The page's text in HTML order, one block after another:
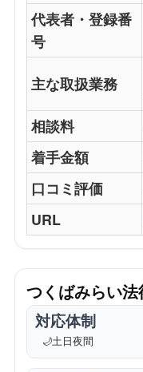
代表者・登録番
号
主な取扱業務
相談料
着手金額
口コミ評価
URL
つくばみらい
対応体制
🌙土日夜間